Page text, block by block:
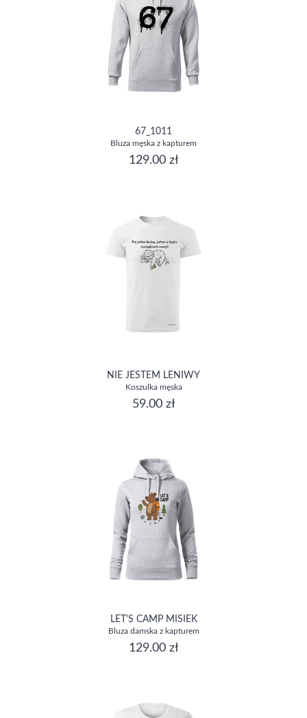
67_1011
Bluza męska z kapturem
129.00 zł
NIE JESTEM LENIWY
Koszulka męska
59.00 zł
LET'S CAMP MISIEK
Bluza damska z kapturem
129.00 zł